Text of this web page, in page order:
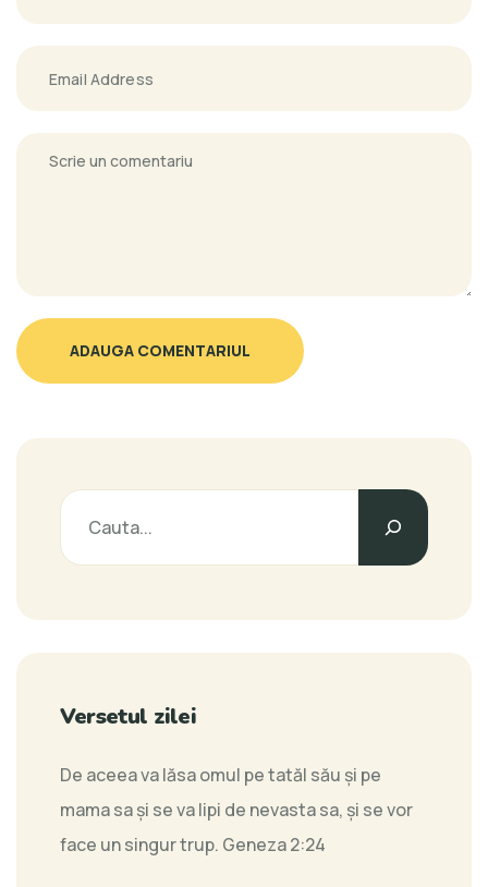
ADAUGA COMENTARIUL
Versetul zilei
De aceea va lăsa omul pe tatăl său şi pe
mama sa şi se va lipi de nevasta sa, şi se vor
face un singur trup. Geneza 2:24